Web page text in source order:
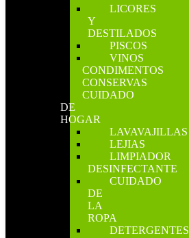
LICORES
Y
DESTILADOS
PISCOS
VINOS
CONDIMENTOS
CONSERVAS
CUIDADO
DE
HOGAR
LAVAVAJILLAS
LEJIAS
LIMPIADOR
DESINFECTANTE
CUIDADO
DE
LA
ROPA
DETERGENTES